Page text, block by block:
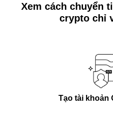
Xem cách chuyển
crypto chỉ
Tạo tài khoản